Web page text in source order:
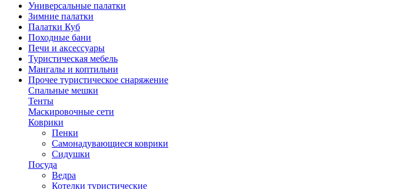
Универсальные палатки
Зимние палатки
Палатки Куб
Походные бани
Печи и аксессуары
Туристическая мебель
Мангалы и коптильни
Прочее туристическое снаряжение
Спальные мешки
Тенты
Маскировочные сети
Коврики
Пенки
Самонадувающиеся коврики
Сидушки
Посуда
Ведра
Котелки туристические